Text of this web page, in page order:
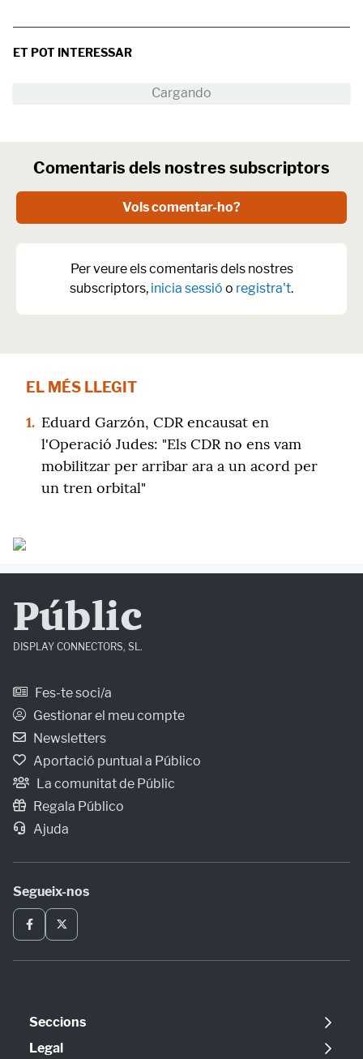
ET POT INTERESSAR
Comentaris dels nostres subscriptors
Vols comentar-ho?
Per veure els comentaris dels nostres
subscriptors, inicia sessió o registra't.
EL MÉS LLEGIT
1. Eduard Garzón, CDR encausat en
l'Operació Judes: "Els CDR no ens vam
mobilitzar per arribar ara a un acord per
un tren orbital"
Públic
DISPLAY CONNECTORS, SL.
Fes-te soci/a
Gestionar el meu compte
Newsletters
Aportació puntual a Público
La comunitat de Públic
Regala Público
Ajuda
Segueix-nos
Seccions
Política
Legal